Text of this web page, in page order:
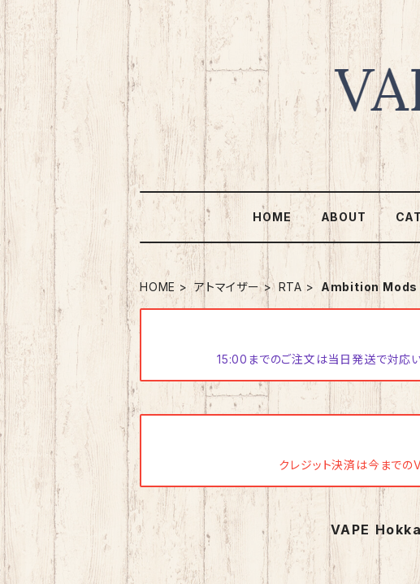
HOME ABOUT
HOME アトマイザー RTA Ambition Mods
15:00までのご注文は当日発送で対応い
クレジット決済は今までの
VAPE